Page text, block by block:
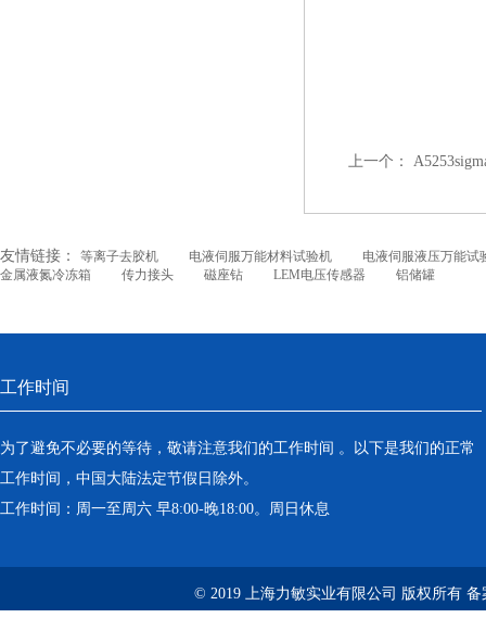
上一个：
友情链接： 等离子去胶机 电液伺服万能材料试验机
电液伺服液压万能试
金属液氮冷冻箱
传力接头 磁座钻 LEM电压传感器 铝储罐
工作时间
为了避免不必要的等待，敬请注意我们的工作时间 。以下是我们的正常
工作时间，中国大陆法定节假日除外。
工作时间：周一至周六 早8:00-晚18:00。周日休息
© 2019 上海力敏实业有限公司 版权所有 备